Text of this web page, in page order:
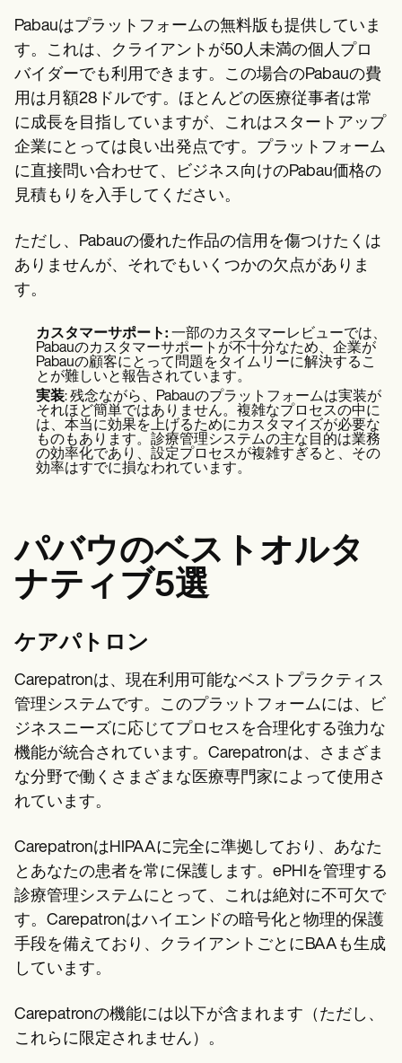
Pabauはプラットフォームの無料版も提供していま
す。これは、クライアントが50人未満の個人プロ
バイダーでも利用できます。この場合のPabauの費
用は月額28ドルです。ほとんどの医療従事者は常
に成長を目指していますが、これはスタートアップ
企業にとっては良い出発点です。プラットフォーム
に直接問い合わせて、ビジネス向けのPabau価格の
見積もりを入手してください。
ただし、Pabauの優れた作品の信用を傷つけたくは
ありませんが、それでもいくつかの欠点がありま
す。
カスタマーサポート: 一部のカスタマーレビューでは、
Pabauのカスタマーサポートが不十分なため、企業が
Pabauの顧客にとって問題をタイムリーに解決するこ
とが難しいと報告されています。
実装: 残念ながら、Pabauのプラットフォームは実装が
それほど簡単ではありません。複雑なプロセスの中に
は、本当に効果を上げるためにカスタマイズが必要な
ものもあります。診療管理システムの主な目的は業務
の効率化であり、設定プロセスが複雑すぎると、その
効率はすでに損なわれています。
パバウのベストオルタ
ナティブ5選
ケアパトロン
Carepatronは、現在利用可能なベストプラクティス
管理システムです。このプラットフォームには、ビ
ジネスニーズに応じてプロセスを合理化する強力な
機能が統合されています。Carepatronは、さまざま
な分野で働くさまざまな医療専門家によって使用さ
れています。
CarepatronはHIPAAに完全に準拠しており、あなた
とあなたの患者を常に保護します。ePHIを管理する
診療管理システムにとって、これは絶対に不可欠で
す。Carepatronはハイエンドの暗号化と物理的保護
手段を備えており、クライアントごとにBAAも生成
しています。
Carepatronの機能には以下が含まれます（ただし、
これらに限定されません）。